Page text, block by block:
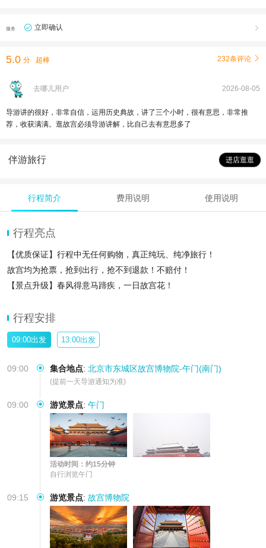
服务 立即确认 
5.0 分 超棒 232条评论 
去哪儿用户 2026-08-05
导游讲的很好，非常自信，运用历史典故，讲了三个小时，很有意思，非常推
荐，收获满满。逛故宫必须导游讲解，比自己去有意思多了
伴游旅行 进店逛逛
行程简介 费用说明 使用说明
行程亮点
【优质保证】行程中无任何购物，真正纯玩、纯净旅行！
故宫均为抢票，抢到出行，抢不到退款！不赔付！
【景点升级】春风得意马蹄疾，一日故宫花！
行程安排
09:00出发 13:00出发
09:00 集合地点: 北京市东城区故宫博物院-午门(南门)
(提前一天导游通知为准)
09:00 游览景点: 午门
活动时间：约15分钟
自行浏览午门
09:15 游览景点: 故宫博物院